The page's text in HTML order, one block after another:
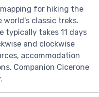
mapping for hiking the
world's classic treks.
typically takes 11 days
and clockwise
accommodation
Companion Cicerone